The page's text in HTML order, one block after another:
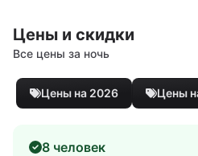
Цены и скидки
Все цены за ночь
Цены на 2026 Цены
8 человек